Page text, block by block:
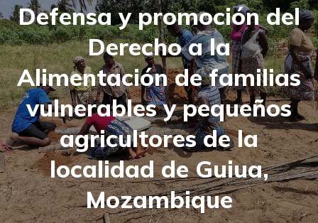
CONOCE CÁRITAS
DÓNDE ESTAMOS
CÓMO NOS FINANCIAMOS
TRANSPARENCIA
QUÉ HACEMOS
ACCIÓN SOCIAL
ECONOMÍA SOLIDARIA
ANIMACIÓN
COOPERACIÓN INTERNACIONAL
QUÉ DECIMOS
NOTICIAS
BLOG
CAMPAÑAS
QUÉ PUEDES HACER TÚ
DONA
HAZTE VOLUNTARIO
TE AYUDAMOS
NECESITAS APOYO DONA
Defensa y promoción del
Derecho a la
Alimentación de familias
vulnerables y pequeños
agricultores de la
localidad de Guiua,
Mozambique